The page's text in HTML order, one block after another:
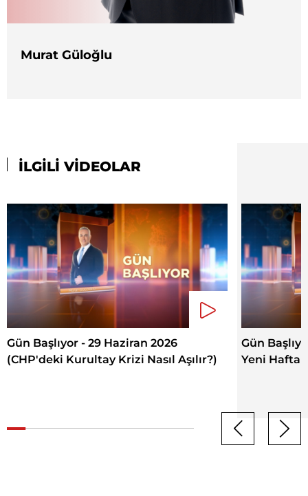
Murat Güloğlu
İLGİLİ VİDEOLAR
Gün Başlıyor - 29 Haziran 2026
(CHP'deki Kurultay Krizi Nasıl Aşılır?)
Gün
Yeni Hafta